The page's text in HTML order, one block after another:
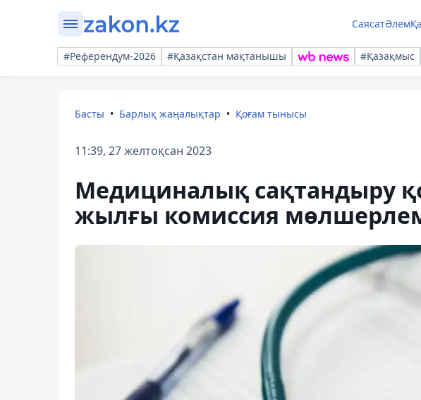
СаясатӘлем
#Референдум-2026 #Қазақстан мақтанышы #Қазақмыс
Басты Барлық жаңалықтар Қоғам тынысы
11:39, 27 желтоқсан 2023
Медициналық сақтандыру
жылғы комиссия